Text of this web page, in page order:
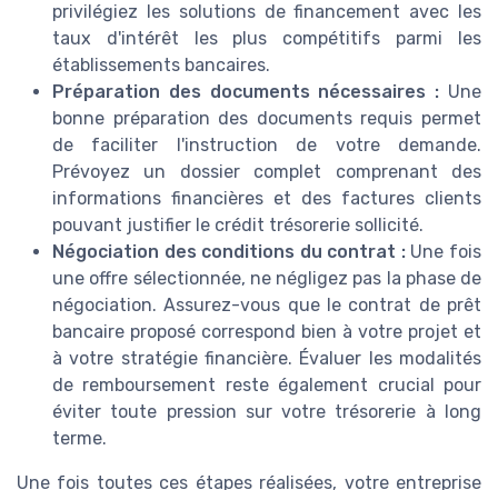
privilégiez les solutions de financement avec les
taux d'intérêt les plus compétitifs parmi les
établissements bancaires.
Préparation des documents nécessaires : Une
bonne préparation des documents requis permet
de faciliter l'instruction de votre demande.
Prévoyez un dossier complet comprenant des
informations financières et des factures clients
pouvant justifier le crédit trésorerie sollicité.
Négociation des conditions du contrat :Une fois
une offre sélectionnée, ne négligez pas la phase de
négociation. Assurez-vous que le contrat de prêt
bancaire proposé correspond bien à votre projet et
à votre stratégie financière. Évaluer les modalités
de remboursement reste également crucial pour
éviter toute pression sur votre trésorerie à long
terme.
Une fois toutes ces étapes réalisées, votre entreprise